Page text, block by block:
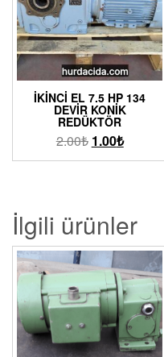
İKINCI EL 7.5 HP 134
DEVIR KONIK
REDÜKTÖR
2.00₺ 1.00₺
İlgili ürünler